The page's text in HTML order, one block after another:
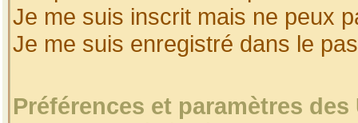
Je me suis inscrit mais ne peux
Je me suis enregistré dans le
Préférences et paramètres